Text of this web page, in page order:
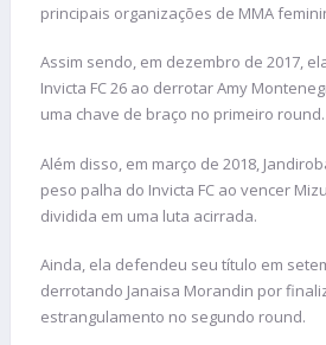
principais organizações de MMA
Assim sendo, em dezembro de 2017,
Invicta FC 26 ao derrotar Amy
uma chave de braço no primeiro round.
Além disso, em março de 2018,
peso palha do Invicta FC ao vencer
dividida em uma luta acirrada.
Ainda, ela defendeu seu título em
derrotando Janaisa Morandin por
estrangulamento no segundo round.